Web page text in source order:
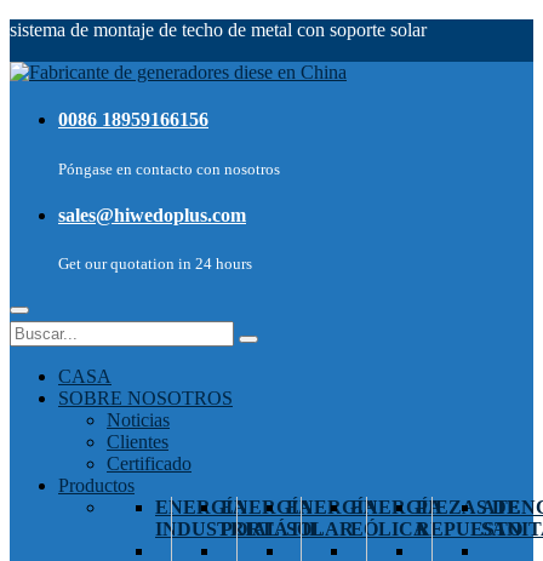
sistema de montaje de techo de metal con soporte solar
0086 18959166156
Póngase en contacto con nosotros
sales@hiwedoplus.com
Get our quotation in 24 hours
CASA
SOBRE NOSOTROS
Noticias
Clientes
Certificado
Productos
ENERGÍA
INDUSTRIAL
ENERGÍA
PORTÁTIL
ENERGÍA
SOLAR
ENERGÍA
EÓLICA
PIEZAS DE
REPUESTO